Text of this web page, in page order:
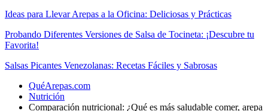
Ideas para Llevar Arepas a la Oficina: Deliciosas y Prácticas
Probando Diferentes Versiones de Salsa de Tocineta: ¡Descubre tu
Favorita!
Salsas Picantes Venezolanas: Recetas Fáciles y Sabrosas
QuéArepas.com
Nutrición
Comparación nutricional: ¿Qué es más saludable comer, arepa